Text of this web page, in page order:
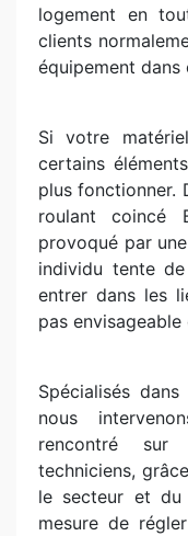
logement en
clients
équipement dans
Si votre
certains
plus fonctionner.
roulant coincé
provoqué par
individu tente
entrer dans les
pas
Spécialisés
nous
rencontré
techniciens,
le secteur et du
mesure de